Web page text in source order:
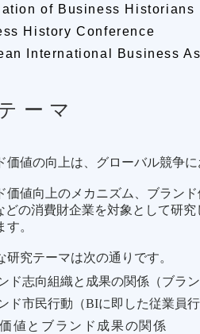
of Business Historians
History Conference
International Business
ーマ
価値の向上は、グローバル競争
価値向上のメカニズム、ブラン
どの消費財企業を対象として研
す。
研究テーマは次の通りです。
ド志向組織と成果の関係（ブラ
ド市民行動（BIに即した従業員
値とブランド成果の関係